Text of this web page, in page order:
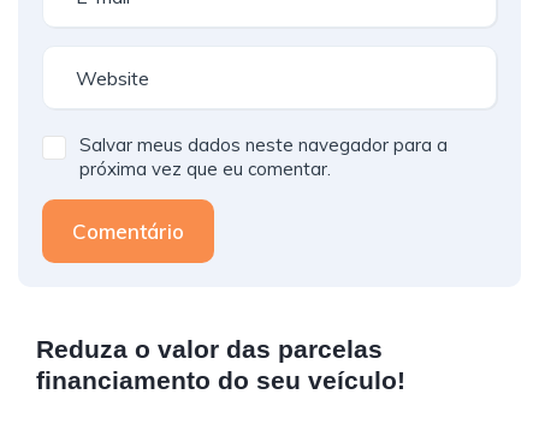
Salvar meus dados neste navegador para a
próxima vez que eu comentar.
Comentário
Reduza o valor das parcelas
financiamento do seu veículo!